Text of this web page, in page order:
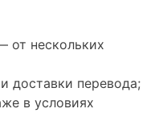
от нескольких
доставки перевода;
в условиях